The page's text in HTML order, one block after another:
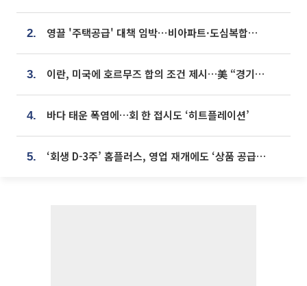
2. 영끌 '주택공급' 대책 임박⋯비아파트·도심복합까지 총동원
3. 이란, 미국에 호르무즈 합의 조건 제시…美 “경기 아직 안 끝나” [종합]
4. 바다 태운 폭염에…회 한 접시도 ‘히트플레이션’
5. ‘회생 D-3주’ 홈플러스, 영업 재개에도 ‘상품 공급망’ 복구가 생존 관건